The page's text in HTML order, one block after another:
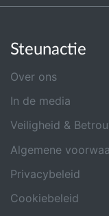
Steunactie
Over ons
In de media
Veiligheid &
Algemene
Privacybeleid
Cookiebeleid